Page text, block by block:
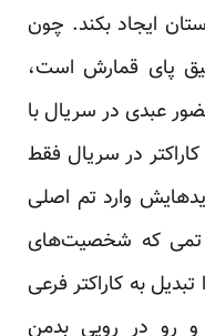
ایجاد بکند. چون
پای قمارش است،
عبدی در سریال با
در سریال فقط
وارد تم اصلی
تمی که شخصیت‌های
به کاراکتر فرعی
رو در رویی بدمن